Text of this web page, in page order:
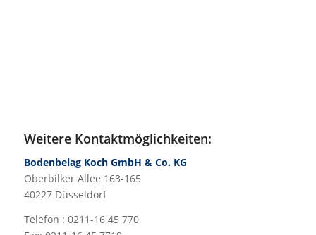
Weitere Kontaktmöglichkeiten:
Bodenbelag Koch GmbH & Co. KG
Oberbilker Allee 163-165
40227 Düsseldorf
Telefon : 0211-16 45 770